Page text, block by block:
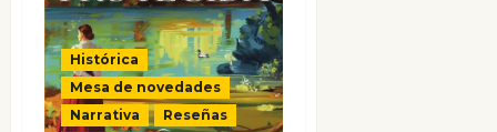
Histórica
Mesa de novedades
Narrativa
Reseñas